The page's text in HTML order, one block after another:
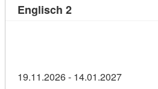
Englisch 2Kursdetail:
19.11.2026 - 14.01.2027